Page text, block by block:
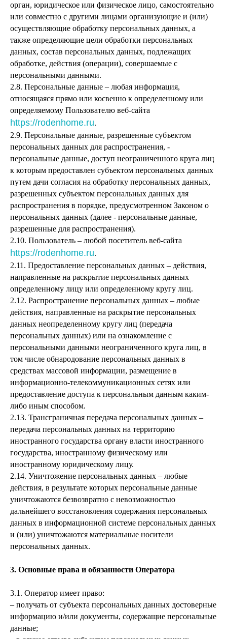
орган, юридическое или физическое лицо, самостоятельно
или совместно с другими лицами организующие и (или)
осуществляющие обработку персональных данных, а
также определяющие цели обработки персональных
данных, состав персональных данных, подлежащих
обработке, действия (операции), совершаемые с
персональными данными.
2.8. Персональные данные – любая информация,
относящаяся прямо или косвенно к определенному или
определяемому Пользователю веб-сайта
https://rodenhome.ru.
2.9. Персональные данные, разрешенные субъектом
персональных данных для распространения, -
персональные данные, доступ неограниченного круга лиц
к которым предоставлен субъектом персональных данных
путем дачи согласия на обработку персональных данных,
разрешенных субъектом персональных данных для
распространения в порядке, предусмотренном Законом о
персональных данных (далее - персональные данные,
разрешенные для распространения).
2.10. Пользователь – любой посетитель веб-сайта
https://rodenhome.ru.
2.11. Предоставление персональных данных – действия,
направленные на раскрытие персональных данных
определенному лицу или определенному кругу лиц.
2.12. Распространение персональных данных – любые
действия, направленные на раскрытие персональных
данных неопределенному кругу лиц (передача
персональных данных) или на ознакомление с
персональными данными неограниченного круга лиц, в
том числе обнародование персональных данных в
средствах массовой информации, размещение в
информационно-телекоммуникационных сетях или
предоставление доступа к персональным данным каким-
либо иным способом.
2.13. Трансграничная передача персональных данных –
передача персональных данных на территорию
иностранного государства органу власти иностранного
государства, иностранному физическому или
иностранному юридическому лицу.
2.14. Уничтожение персональных данных – любые
действия, в результате которых персональные данные
уничтожаются безвозвратно с невозможностью
дальнейшего восстановления содержания персональных
данных в информационной системе персональных данных
и (или) уничтожаются материальные носители
персональных данных.
3. Основные права и обязанности Оператора
3.1. Оператор имеет право:
– получать от субъекта персональных данных достоверные
информацию и/или документы, содержащие персональные
данные;